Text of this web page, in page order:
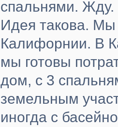
спальнями. Жду.
Идея такова. Мы
Калифорнии. В
мы готовы
дом, с 3
земельным
иногда с